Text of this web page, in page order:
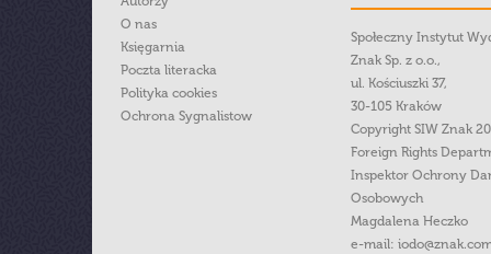
O nas
Księgarnia
Poczta literacka
Polityka cookies
Ochrona Sygnalistow
Społeczny Instytut
Znak Sp. z o.o.,
ul. Kościuszki 37,
30-105 Kraków
Copyright SIW Znak
Foreign Rights
Inspektor Ochrony
Osobowych
Magdalena Heczko
e-mail: